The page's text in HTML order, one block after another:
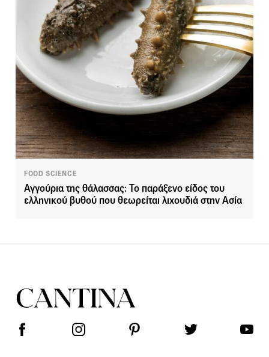
FOOD SCIENCE
Αγγούρια της θάλασσας: Το παράξενο είδος του
ελληνικού βυθού που θεωρείται λιχουδιά στην Ασία